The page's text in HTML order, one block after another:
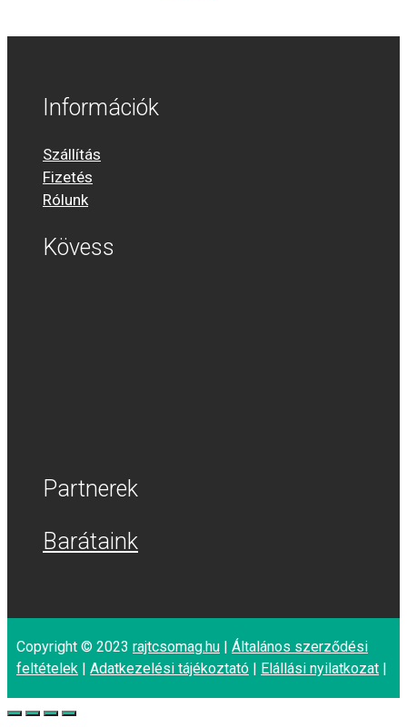
Információk
Szállítás
Fizetés
Rólunk
Kövess
Partnerek
Barátaink
Copyright © 2023 rajtcsomag.hu | Általános szerződési
feltételek | Adatkezelési tájékoztató | Elállási nyilatkozat |